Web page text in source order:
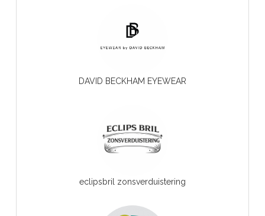
DAVID BECKHAM EYEWEAR
eclipsbril zonsverduistering